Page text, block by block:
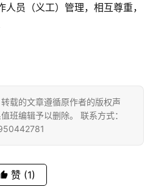
人员（义工）管理，相互尊重，
阿弥陀佛。
载的文章遵循原作者的版权声
班编辑予以删除。 联系方式：
赞 (1)